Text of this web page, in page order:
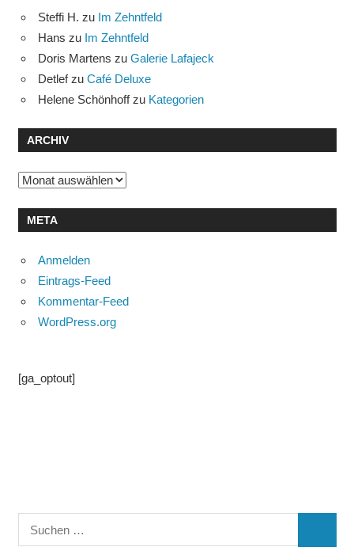
Steffi H. zu Im Zehntfeld
Hans zu Im Zehntfeld
Doris Martens zu Galerie Lafajeck
Detlefzu Café Deluxe
Helene Schönhoffzu Kategorien
ARCHIV
Archiv
META
Anmelden
Eintrags-Feed
Kommentar-Feed
WordPress.org
[ga_optout]
nach: